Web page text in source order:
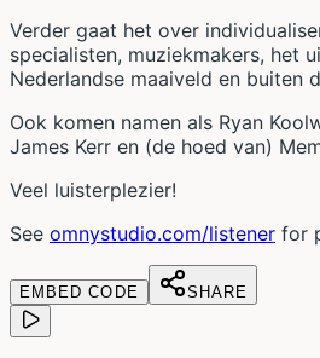
Verder gaat het over
specialisten, muziekmakers, het
Nederlandse maaiveld en buiten
Ook komen namen als Ryan
James Kerr en (de hoed van)
Veel luisterplezier!
See omnystudio.com/listener for
EMBED CODE SHARE